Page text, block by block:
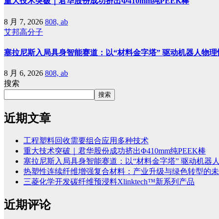
8 月 7, 2026 808, ab
艾邦高分子
塞拉尼斯入局具身智能赛道：以“材料金字塔” 驱动机器人物
8 月 6, 2026 808, ab
搜索
搜索
近期文章
工程塑料回收需要组合应用多种技术
重大技术突破｜君华股份成功挤出Φ410mm纯PEEK棒
塞拉尼斯入局具身智能赛道：以“材料金字塔” 驱动机器
热塑性连续纤维增强复合材料：产业升级与绿色转型的
三菱化学开发碳纤维预浸料Xlinktech™新系列产品
近期评论